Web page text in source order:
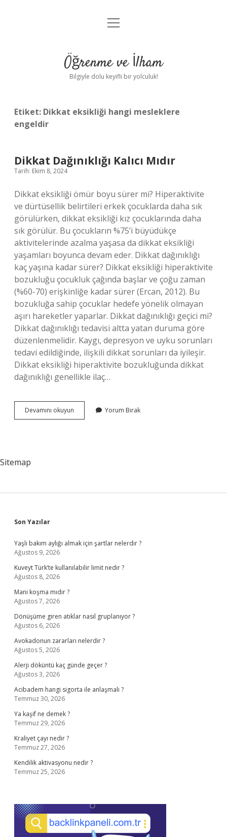
Anasayfa
Yasal Uyarı
menüyü
Öğrenme ve İlham
Bilgiyle dolu keyifli bir yolculuk!
Etiket: Dikkat eksikliği hangi mesleklere
engeldir
Dikkat Dağınıklığı Kalıcı Mıdır
Tarih: Ekim 8, 2024
Dikkat eksikliği ömür boyu sürer mi? Hiperaktivite
ve dürtüsellik belirtileri erkek çocuklarda daha sık
görülürken, dikkat eksikliği kız çocuklarında daha
sık görülür. Bu çocukların %75’i büyüdükçe
aktivitelerinde azalma yaşasa da dikkat eksikliği
yaşamları boyunca devam eder. Dikkat dağınıklığı
kaç yaşına kadar sürer? Dikkat eksikliği hiperaktivite
bozukluğu çocukluk çağında başlar ve çoğu zaman
(%60-70) erişkinliğe kadar sürer (Ercan, 2012). Bu
bozukluğa sahip çocuklar hedefe yönelik olmayan
aşırı hareketler yaparlar. Dikkat dağınıklığı geçici mi?
Dikkat dağınıklığı tedavisi altta yatan duruma göre
düzenlenmelidir. Kaygı, depresyon ve uyku sorunları
tedavi edildiğinde, ilişkili dikkat sorunları da iyileşir.
Dikkat eksikliği hiperaktivite bozukluğunda dikkat
dağınıklığı genellikle ilaç…
Devamını okuyun
Dağınıklığı
Yorum Bırak
Sitemap
Sidebar
Son Yazılar
Yaşlı bakım aylığı almak için şartlar nelerdir ?
Ağustos 9, 2026
Kuveyt Türk’te kullanılabilir limit nedir ?
Ağustos 8, 2026
Mani koşma mıdır ?
Ağustos 7, 2026
Dönüşüme giren atıklar nasıl gruplanıyor ?
Ağustos 6, 2026
Avokadonun zararları nelerdir ?
Ağustos 5, 2026
Alerji döküntü kaç günde geçer ?
Ağustos 3, 2026
Acibadem hangi sigorta ile anlaşmalı ?
Temmuz 30, 2026
Ya kaşif ne demek ?
Temmuz 29, 2026
Kraliyet çayı nedir ?
Temmuz 27, 2026
Kendilik aktivasyonu nedir ?
Temmuz 25, 2026